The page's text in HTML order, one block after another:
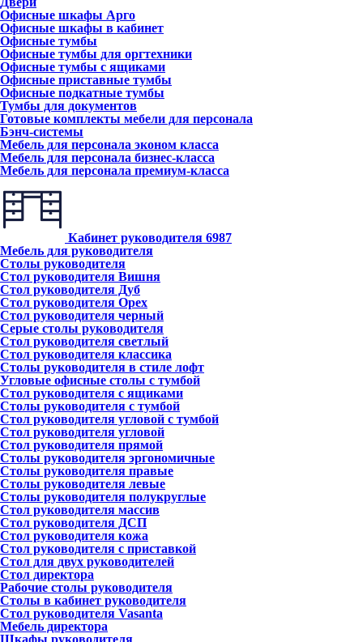
Офисные шкафы Арго
Офисные шкафы в кабинет
Офисные тумбы
Офисные тумбы для оргтехники
Офисные тумбы с ящиками
Офисные приставные тумбы
Офисные подкатные тумбы
Тумбы для документов
Готовые комплекты мебели для персонала
Бэнч-системы
Мебель для персонала эконом класса
Мебель для персонала бизнес-класса
Мебель для персонала премиум-класса
Кабинет руководителя 6987
Мебель для руководителя
Столы руководителя
Стол руководителя Вишня
Стол руководителя Дуб
Стол руководителя Орех
Стол руководителя черный
Серые столы руководителя
Стол руководителя светлый
Стол руководителя классика
Столы руководителя в стиле лофт
Угловые офисные столы с тумбой
Стол руководителя с ящиками
Столы руководителя с тумбой
Стол руководителя угловой с тумбой
Стол руководителя угловой
Стол руководителя прямой
Столы руководителя эргономичные
Столы руководителя правые
Столы руководителя левые
Столы руководителя полукруглые
Стол руководителя массив
Стол руководителя ДСП
Стол руководителя кожа
Стол руководителя с приставкой
Стол для двух руководителей
Стол директора
Рабочие столы руководителя
Столы в кабинет руководителя
Стол руководителя Vasanta
Мебель директора
Шкафы руководителя